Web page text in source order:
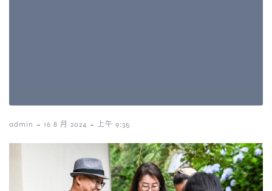
admin - 16 8 月 2024 - 上午 9:35